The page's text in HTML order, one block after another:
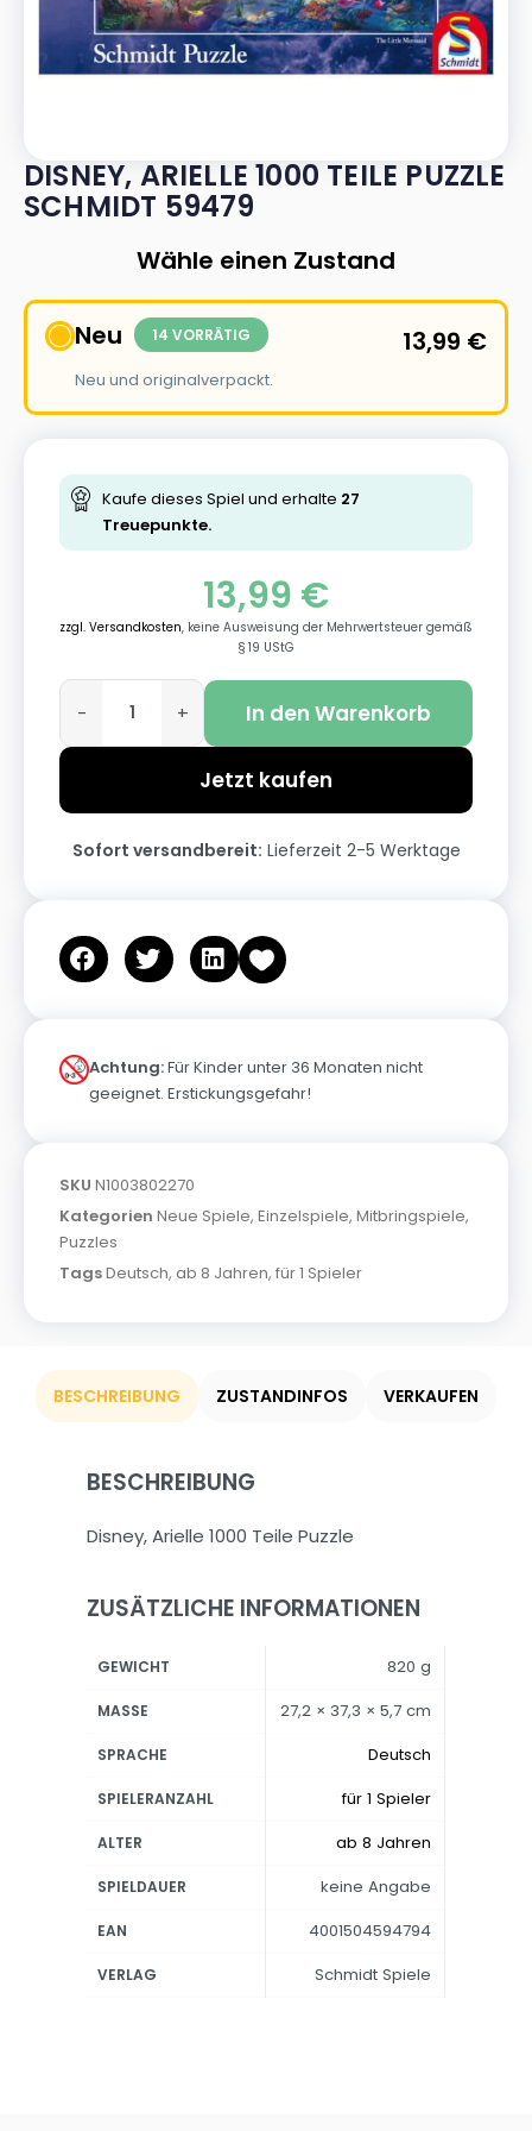
DISNEY, ARIELLE 1000 TEILE PUZZLE
SCHMIDT 59479
Wähle einen Zustand
Neu 14 VORRÄTIG
Neu und originalverpackt.
13,99 €
Kaufe dieses Spiel und erhalte 27
Treuepunkte.
13,99 €
zzgl. Versandkosten, keine Ausweisung der Mehrwertsteuer gemäß
§ 19 UStG
- + In den Warenkorb
Jetzt kaufen
Sofort versandbereit: Lieferzeit 2-5 Werktage
Achtung:Für Kinder unter 36 Monaten nicht
geeignet. Erstickungsgefahr!
SKU N1003802270
Kategorien Neue Spiele, Einzelspiele, Mitbringspiele,
Puzzles
TagsDeutsch, ab 8 Jahren, für 1 Spieler
BESCHREIBUNG ZUSTANDINFOS VERKAUFEN
BESCHREIBUNG
Disney, Arielle 1000 Teile Puzzle
ZUSÄTZLICHE INFORMATIONEN
GEWICHT 820 g
MASSE 27,2 × 37,3 × 5,7 cm
SPRACHE Deutsch
SPIELERANZAHL für 1 Spieler
ALTER ab 8 Jahren
SPIELDAUER keine Angabe
EAN 4001504594794
VERLAG Schmidt Spiele